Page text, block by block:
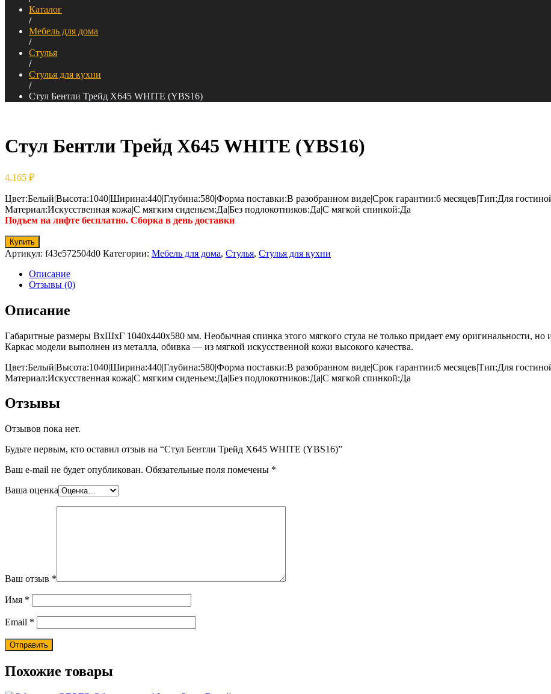
Каталог
/
Мебель для дома
/
Стулья
/
Стулья для кухни
/
Стул Бентли Трейд X645 WHITE (YBS16)
Стул Бентли Трейд X645 WHITE (YBS16)
4.165 ₽
Цвет:Белый|Высота:1040|Ширина:440|Глубина:580|Форма поставки:В разобранном виде|Срок гарантии:6 месяцев|Тип:Для
Материал:Искусственная кожа|С мягким сиденьем:Да|Без подлокотников:Да|С мягкой спинкой:Да
Подъем на лифте бесплатно. Сборка в день доставки
Купить
Артикул: f43e572504d0 Категории: Мебель для дома, Стулья, Стулья для кухни
Описание
Отзывы (0)
Описание
Габаритные размеры ВхШхГ 1040x440x580 мм. Необычная спинка этого мягкого стула не только придает ему оригинальности,
Каркас модели выполнен из металла, обивка — из мягкой искусственной кожи высокого качества.
Цвет:Белый|Высота:1040|Ширина:440|Глубина:580|Форма поставки:В разобранном виде|Срок гарантии:6 месяцев|Тип:Для
Материал:Искусственная кожа|С мягким сиденьем:Да|Без подлокотников:Да|С мягкой спинкой:Да
Отзывы
Отзывов пока нет.
Будьте первым, кто оставил отзыв на “Стул Бентли Трейд X645 WHITE (YBS16)”
Ваш e-mail не будет опубликован. Обязательные поля помечены *
Ваша оценка
Ваш отзыв *
Имя *
Email *
Похожие товары